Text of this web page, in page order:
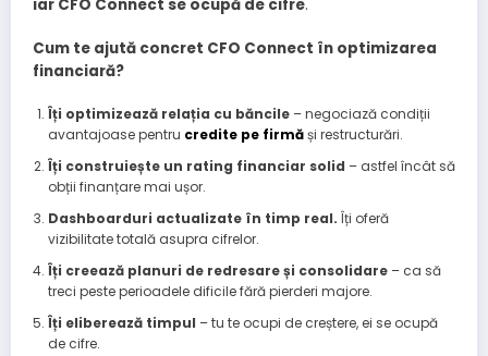
iar CFO Connect se ocupă de cifre.
Cum te ajută concret CFO Connect în optimizarea
financiară?
Îți optimizează relația cu băncile– negociază condiții
avantajoase pentru credite pe firmăși restructurări.
Îți construiește un rating financiar solid – astfel încât să
obții finanțare mai ușor.
Dashboarduri actualizate în timp real. Îți oferă
vizibilitate totală asupra cifrelor.
Îți creează planuri de redresare și consolidare– ca să
treci peste perioadele dificile fără pierderi majore.
Îți eliberează timpul – tu te ocupi de creștere, ei se ocupă
de cifre.